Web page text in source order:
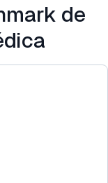
de